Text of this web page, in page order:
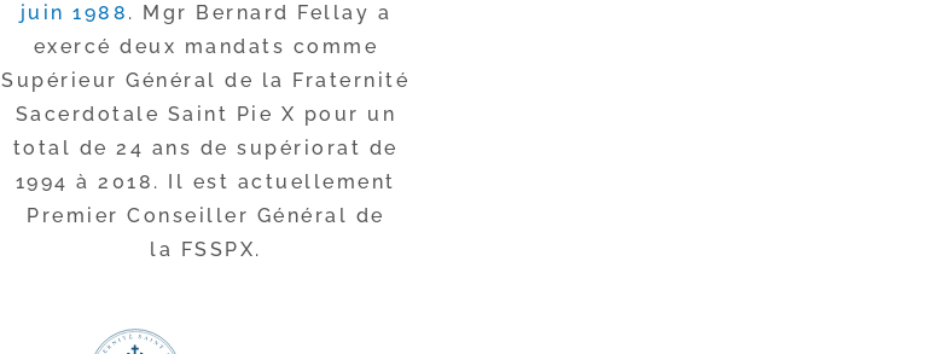
juin 1988 . Mgr Bernard Fellay a
exer­cé deux man­dats comme
Supérieur Général de la Fraternité
Sacerdotale Saint Pie X pour un
total de 24 ans de supé­rio­rat de
1994 à 2018. Il est actuel­le­ment
Premier Conseiller Général de
la FSSPX.